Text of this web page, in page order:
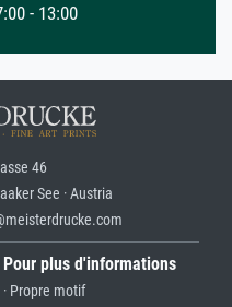
- 13:00
46
See · Austria
Pour plus d'informations
· Propre motif